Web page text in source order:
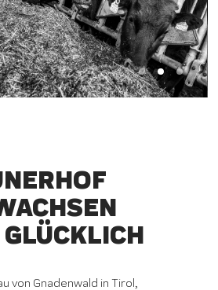
von Gnadenwald in Tirol,